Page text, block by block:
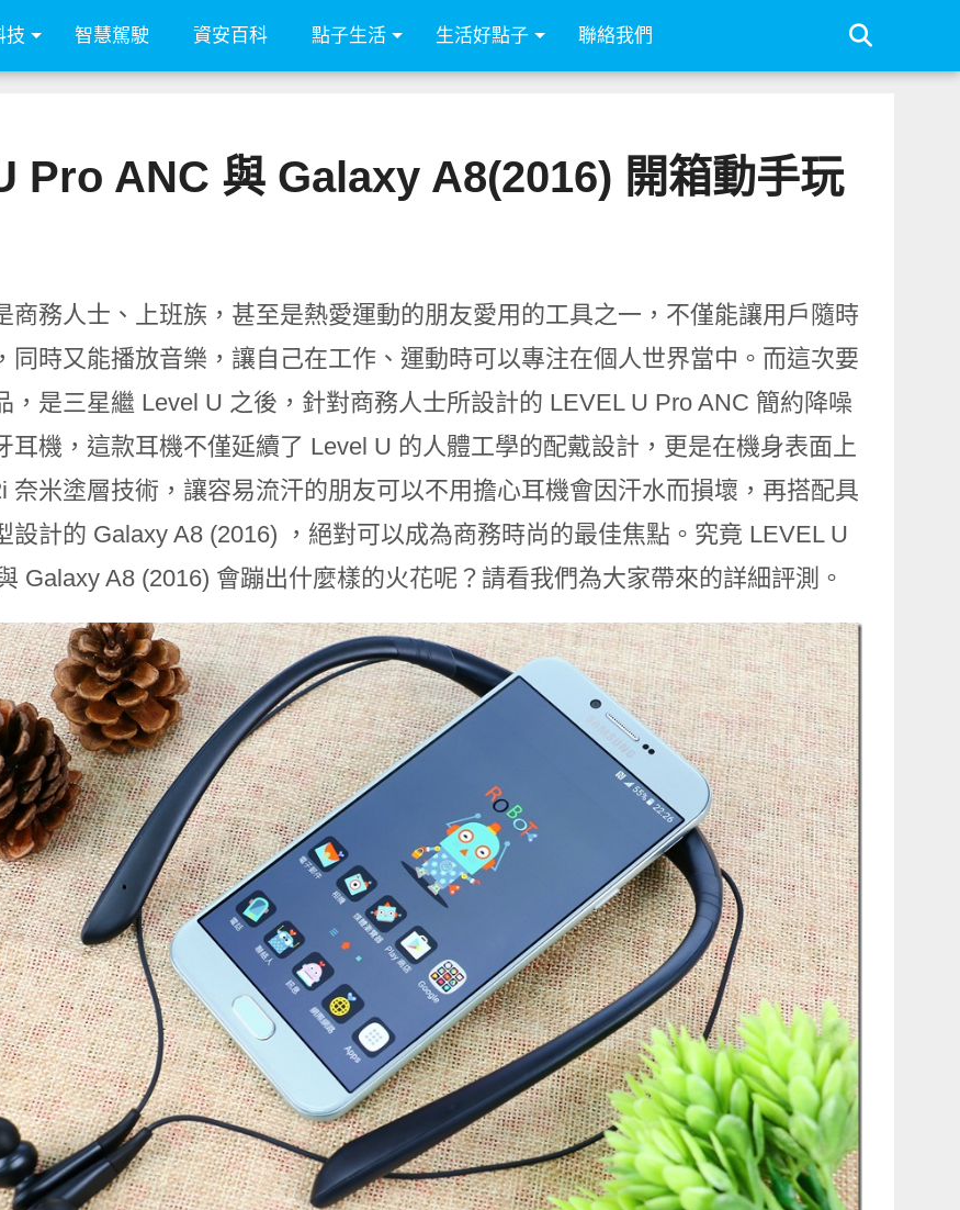
技 智慧駕駛 資安百科 點子生活 生活好點子 聯絡我們
Pro ANC 與 Galaxy A8(2016) 開箱動手玩
商務人士、上班族，甚至是熱愛運動的朋友愛用的工具之一，不僅能讓用戶隨時
同時又能播放音樂，讓自己在工作、運動時可以專注在個人世界當中。而這次要
，是三星繼 Level U 之後，針對商務人士所設計的 LEVEL U Pro ANC 簡約降噪
耳機，這款耳機不僅延續了 Level U 的人體工學的配戴設計，更是在機身表面上
奈米塗層技術，讓容易流汗的朋友可以不用擔心耳機會因汗水而損壞，再搭配具
設計的 Galaxy A8 (2016) ，絕對可以成為商務時尚的最佳焦點。究竟 LEVEL U
Galaxy A8 (2016) 會蹦出什麼樣的火花呢？請看我們為大家帶來的詳細評測。